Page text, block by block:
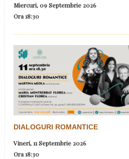
Miercuri, 09 Septembrie 2026
Ora18:30
DIALOGURI ROMANTICE
Vineri, 11 Septembrie 2026
Ora18:30